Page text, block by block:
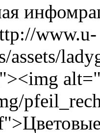
www.u-
assets/